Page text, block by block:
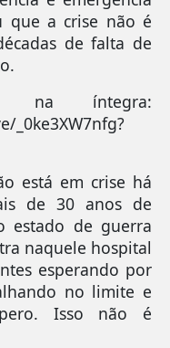
que a crise não é
de falta de
na íntegra:
_0ke3XW7nfg?
está em crise há
de 30 anos de
estado de guerra
naquele hospital
esperando por
no limite e
Isso não é